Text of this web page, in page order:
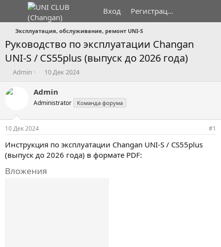
Вход Регистрация
Эксплуатация, обслуживание, ремонт UNI-S
Руководство по эксплуатации Changan
UNI-S / CS55plus (выпуск до 2026 года)
А
т
т
е
м
ы
Admin
Д
т
а
н
а
л
а
10 Дек 2024
Admin
Administrator Команда форума
10 Дек 2024 #1
Инструкция по эксплуатации Changan UNI-S / CS55plus
(выпуск до 2026 года) в формате PDF:
Вложения